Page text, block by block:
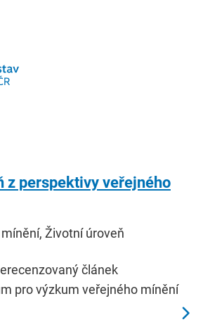
z perspektivy veřejného
Životní úroveň
článek
pro výzkum veřejného mínění